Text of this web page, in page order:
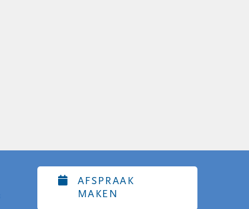
AFSPRAAK
MAKEN